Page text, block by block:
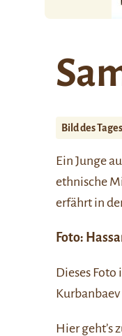
Bild des Tages
Ein Junge
ethnische
erfährt in
Foto:
Dieses Foto
Hiergeht’s